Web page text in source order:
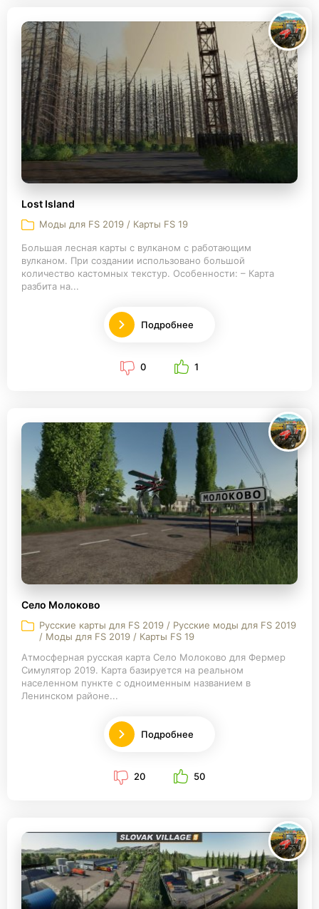
Lost Island
Моды для FS 2019 / Карты FS 19
Большая лесная карты с вулканом с работающим
вулканом. При создании использовано большой
количество кастомных текстур. Особенности: – Карта
разбита на...
Подробнее
0 1
Село Молоково
Русские карты для FS 2019 / Русские моды для FS 2019
/ Моды для FS 2019 / Карты FS 19
Атмосферная русская карта Село Молоково для Фермер
Симулятор 2019. Карта базируется на реальном
населенном пункте с одноименным названием в
Ленинском районе...
Подробнее
20 50